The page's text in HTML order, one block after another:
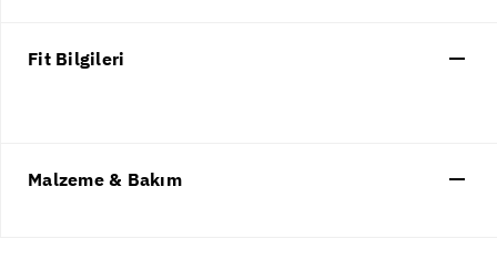
Fit Bilgileri
Malzeme & Bakım